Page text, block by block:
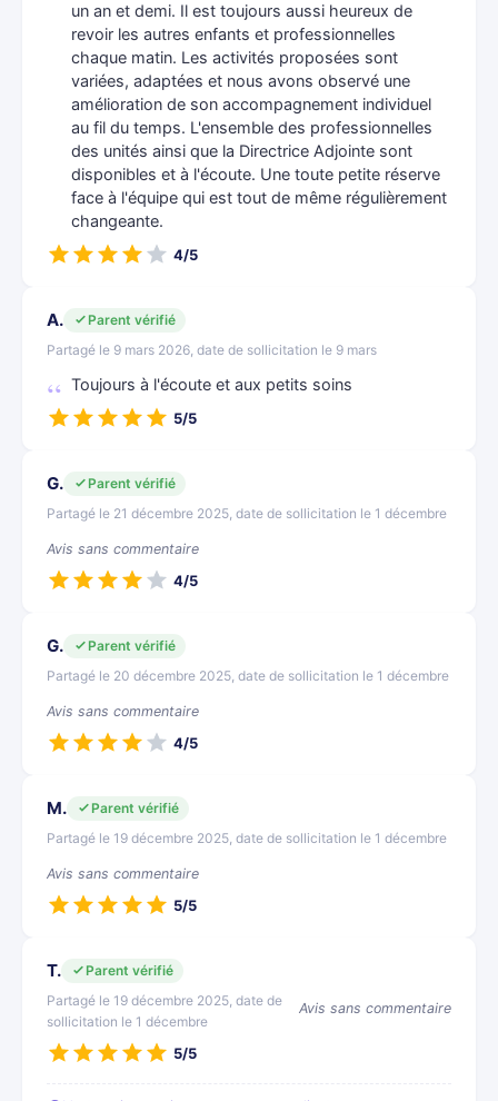
un an et demi. Il est toujours aussi heureux de
revoir les autres enfants et professionnelles
chaque matin. Les activités proposées sont
variées, adaptées et nous avons observé une
amélioration de son accompagnement individuel
au fil du temps. L'ensemble des professionnelles
des unités ainsi que la Directrice Adjointe sont
disponibles et à l'écoute. Une toute petite réserve
face à l'équipe qui est tout de même régulièrement
changeante.
4/5
A.
Parent vérifié
Partagé le 9 mars 2026, date de sollicitation le 9 mars
Toujours à l'écoute et aux petits soins
5/5
G.
Parent vérifié
Partagé le 21 décembre 2025, date de sollicitation le 1 décembre
Avis sans commentaire
4/5
G.
Parent vérifié
Partagé le 20 décembre 2025, date de sollicitation le 1 décembre
Avis sans commentaire
4/5
M.
Parent vérifié
Partagé le 19 décembre 2025, date de sollicitation le 1 décembre
Avis sans commentaire
5/5
T.
Parent vérifié
Partagé le 19 décembre 2025, date de
sollicitation le 1 décembre
Avis sans commentaire
5/5